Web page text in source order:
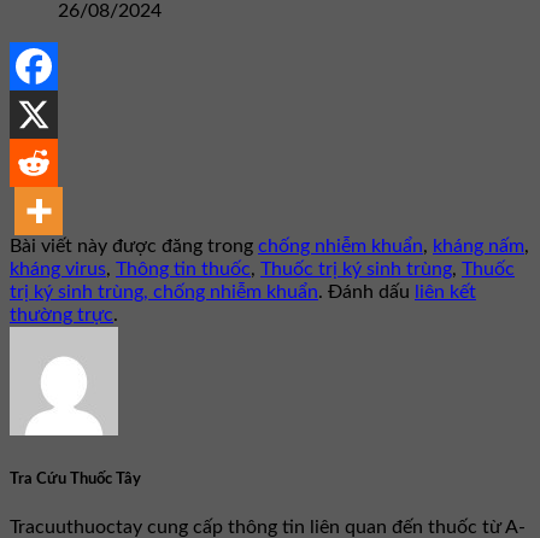
26/08/2024
Bài viết này được đăng trong chống nhiễm khuẩn, kháng nấm,
kháng virus, Thông tin thuốc, Thuốc trị ký sinh trùng, Thuốc
trị ký sinh trùng, chống nhiễm khuẩn. Đánh dấu
liên kết
thường trực.
Tra Cứu Thuốc Tây
Tracuuthuoctay cung cấp thông tin liên quan đến thuốc từ A-